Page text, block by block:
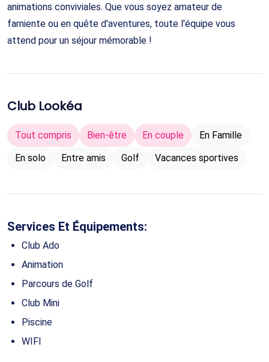
animations conviviales. Que vous soyez amateur de
farniente ou en quête d'aventures, toute l'équipe vous
attend pour un séjour mémorable !
Club Lookéa
Tout compris Bien-être En couple
En Famille
En solo
Entre amis Golf Vacances sportives
Services Et Équipements:
Club Ado
Animation
Parcours de Golf
Club Mini
Piscine
WIFI